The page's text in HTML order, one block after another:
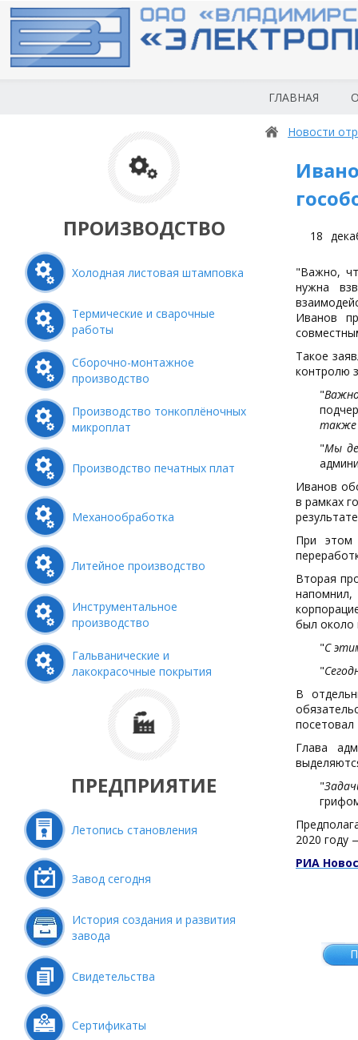
ГЛАВНАЯ
ПРОИЗВОДСТВО
Холодная листовая штамповка
Термические и сварочные
работы
Сборочно-монтажное
производство
Производство тонкоплёночных
микроплат
Производство печатных плат
Механообработка
Литейное производство
Инструментальное
производство
Гальванические и
лакокрасочные покрытия
ПРЕДПРИЯТИЕ
Летопись становления
Завод сегодня
История создания и развития
завода
Свидетельства
Сертификаты
Новости
18
"Важно,
нужна
Иванов
Такое
контролю
"
также
"Мы
Иванов
в рамках
При этом
Вторая
был около
"С
"
В
Глава
"
2020 году
РИА